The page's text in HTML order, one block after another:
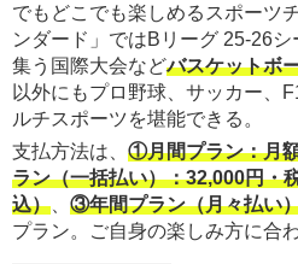
でもどこでも楽しめるスポーツ
ンダード」ではBリーグ 25-26
集う国際大会などバスケットボ
以外にもプロ野球、サッカー、
ルチスポーツを堪能できる。
支払方法は、 ①月間プラン：月
ラン（一括払い）：32,000円・
込）
③年間プラン（月々払い
プラン。ご自身の楽しみ方に合